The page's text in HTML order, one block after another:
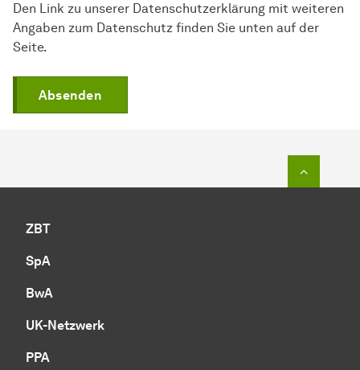
Den Link zu unserer Datenschutzerklärung mit weiteren
Angaben zum Datenschutz finden Sie unten auf der
Seite.
Absenden
ZBT
SpA
BwA
UK-Netzwerk
PPA